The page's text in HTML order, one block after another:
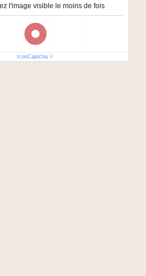
l'image visible le moins de fois
IconCaptcha ©